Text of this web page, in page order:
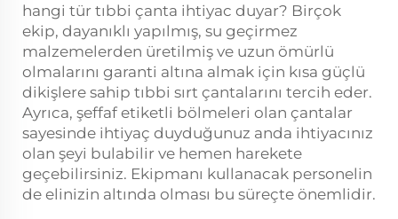
hangi tür tıbbi çanta ihtiyac duyar? Birçok
ekip, dayanıklı yapılmış, su geçirmez
malzemelerden üretilmiş ve uzun ömürlü
olmalarını garanti altına almak için kısa güçlü
dikişlere sahip tıbbi sırt çantalarını tercih eder.
Ayrıca, şeffaf etiketli bölmeleri olan çantalar
sayesinde ihtiyaç duyduğunuz anda ihtiyacınız
olan şeyi bulabilir ve hemen harekete
geçebilirsiniz. Ekipmanı kullanacak personelin
de elinizin altında olması bu süreçte önemlidir.